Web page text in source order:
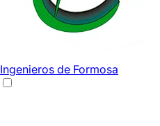
Ingenieros de Formosa